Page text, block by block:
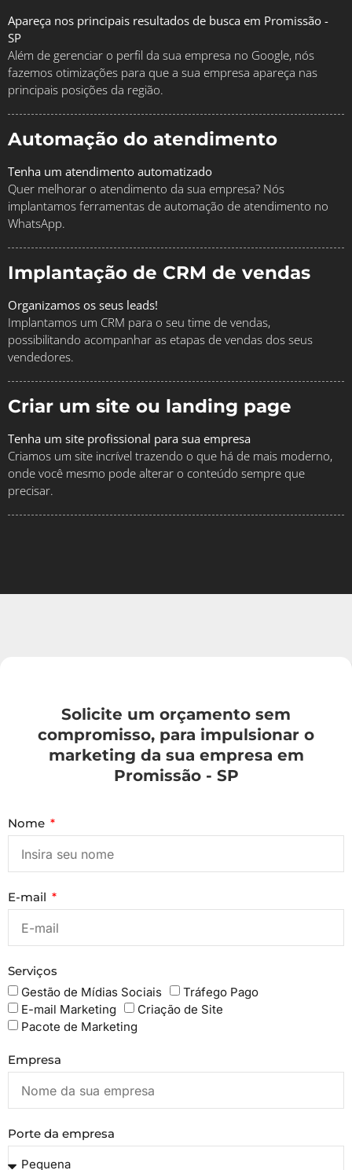
Apareça nos principais resultados de busca em Promissão -
SP
Além de gerenciar o perfil da sua empresa no Google, nós
fazemos otimizações para que a sua empresa apareça nas
principais posições da região.
Automação do atendimento
Tenha um atendimento automatizado
Quer melhorar o atendimento da sua empresa? Nós
implantamos ferramentas de automação de atendimento no
WhatsApp.
Implantação de CRM de vendas
Organizamos os seus leads!
Implantamos um CRM para o seu time de vendas,
possibilitando acompanhar as etapas de vendas dos seus
vendedores.
Criar um site ou landing page
Tenha um site profissional para sua empresa
Criamos um site incrível trazendo o que há de mais moderno,
onde você mesmo pode alterar o conteúdo sempre que
precisar.
Solicite um orçamento sem
compromisso, para impulsionar o
marketing da sua empresa em
Promissão - SP
Nome
E-mail
Serviços
Gestão de Mídias Sociais
Tráfego Pago
E-mail Marketing
Criação de Site
Pacote de Marketing
Empresa
Porte da empresa